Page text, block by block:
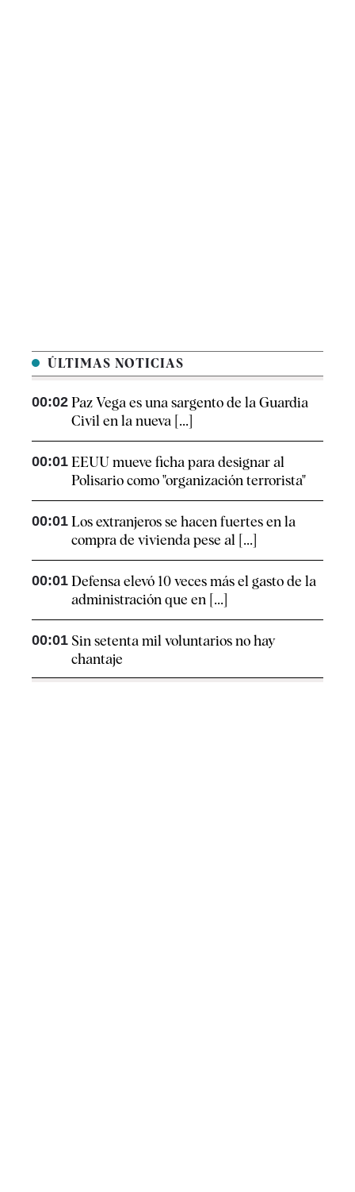
ÚLTIMAS NOTICIAS
00:02 Paz Vega es una sargento de la Guardia
Civil en la nueva [...]
00:01 EEUU mueve ficha para designar al
Polisario como "organización terrorista"
00:01 Los extranjeros se hacen fuertes en la
compra de vivienda pese al [...]
00:01 Defensa elevó 10 veces más el gasto de la
administración que en [...]
00:01 Sin setenta mil voluntarios no hay
chantaje